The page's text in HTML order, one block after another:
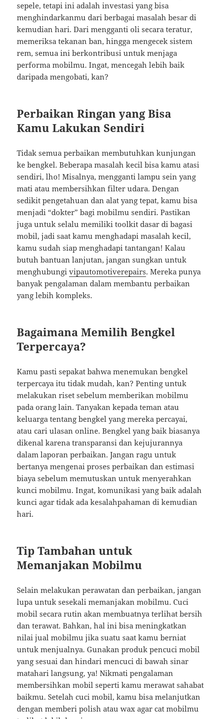
sepele, tetapi ini adalah investasi yang bisa
menghindarkanmu dari berbagai masalah besar di
kemudian hari. Dari mengganti oli secara teratur,
memeriksa tekanan ban, hingga mengecek sistem
rem, semua ini berkontribusi untuk menjaga
performa mobilmu. Ingat, mencegah lebih baik
daripada mengobati, kan?
Perbaikan Ringan yang Bisa
Kamu Lakukan Sendiri
Tidak semua perbaikan membutuhkan kunjungan
ke bengkel. Beberapa masalah kecil bisa kamu atasi
sendiri, lho! Misalnya, mengganti lampu sein yang
mati atau membersihkan filter udara. Dengan
sedikit pengetahuan dan alat yang tepat, kamu bisa
menjadi “dokter” bagi mobilmu sendiri. Pastikan
juga untuk selalu memiliki toolkit dasar di bagasi
mobil, jadi saat kamu menghadapi masalah kecil,
kamu sudah siap menghadapi tantangan! Kalau
butuh bantuan lanjutan, jangan sungkan untuk
menghubungivipautomotiverepairs. Mereka punya
banyak pengalaman dalam membantu perbaikan
yang lebih kompleks.
Bagaimana Memilih Bengkel
Terpercaya?
Kamu pasti sepakat bahwa menemukan bengkel
terpercaya itu tidak mudah, kan? Penting untuk
melakukan riset sebelum memberikan mobilmu
pada orang lain. Tanyakan kepada teman atau
keluarga tentang bengkel yang mereka percayai,
atau cari ulasan online. Bengkel yang baik biasanya
dikenal karena transparansi dan kejujurannya
dalam laporan perbaikan. Jangan ragu untuk
bertanya mengenai proses perbaikan dan estimasi
biaya sebelum memutuskan untuk menyerahkan
kunci mobilmu. Ingat, komunikasi yang baik adalah
kunci agar tidak ada kesalahpahaman di kemudian
hari.
Tip Tambahan untuk
Memanjakan Mobilmu
Selain melakukan perawatan dan perbaikan, jangan
lupa untuk sesekali memanjakan mobilmu. Cuci
mobil secara rutin akan membuatnya terlihat bersih
dan terawat. Bahkan, hal ini bisa meningkatkan
nilai jual mobilmu jika suatu saat kamu berniat
untuk menjualnya. Gunakan produk pencuci mobil
yang sesuai dan hindari mencuci di bawah sinar
matahari langsung, ya! Nikmati pengalaman
membersihkan mobil seperti kamu merawat sahabat
baikmu. Setelah cuci mobil, kamu bisa melanjutkan
dengan memberi polish atau wax agar cat mobilmu